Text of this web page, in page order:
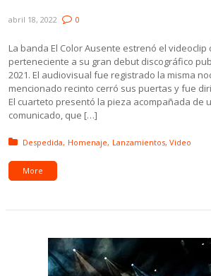
abril 18, 2022 0
La banda El Color Ausente estrenó el videoclip
perteneciente a su gran debut discográfico
2021. El audiovisual fue registrado la misma
mencionado recinto cerró sus puertas y fue
El cuarteto presentó la pieza acompañada de
comunicado, que […]
Posted in:
Despedida Homenaje Lanzamientos Video
More